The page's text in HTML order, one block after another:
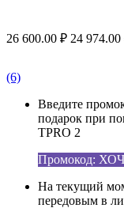
26 600.00 ₽ 24 974.00
(6)
Введите
подарок при
TPRO 2
Промокод:
На текущий
передовым в